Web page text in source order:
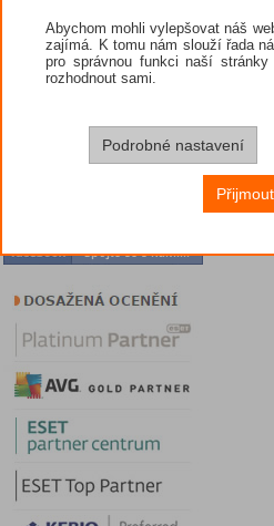
Dárek při nákupu
Způsoby platby
Avira
Avira
Abychom mohli vylepšovat náš
zajímá. K tomu nám slouží řada
pro správnou funkci naší
rozhodnout sami.
Podrobné nastavení